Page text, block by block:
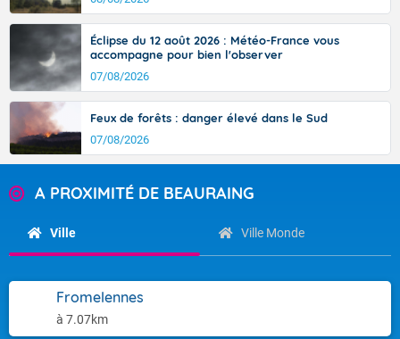
Éclipse du 12 août 2026 : Météo-France vous
accompagne pour bien l'observer
07/08/2026
Feux de forêts : danger élevé dans le Sud
07/08/2026
A PROXIMITÉ DE BEAURAING
Ville Ville Monde
Fromelennes
à 7.07km